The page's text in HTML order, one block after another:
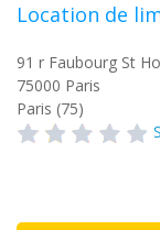
Location de
91 r Faubourg St
75000 Paris
Paris (75)